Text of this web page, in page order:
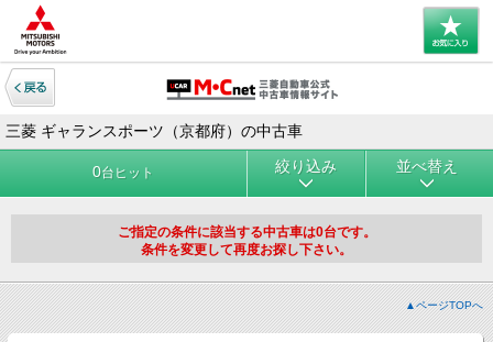
三菱 ギャランスポーツ（京都府）の中古車
0台ヒット 絞り込み 並べ替え
ご指定の条件に該当する中古車は0台です。
条件を変更して再度お探し下さい。
▲ページTOPへ